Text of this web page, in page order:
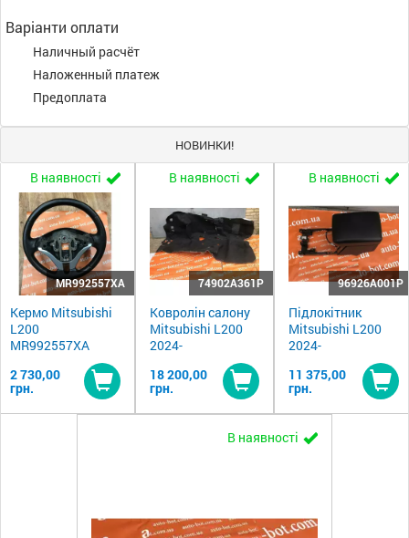
Варіанти оплати
Наличный расчёт
Наложенный платеж
Предоплата
НОВИНКИ!
В наявності
MR992557XA
Кермо Mitsubishi
L200
MR992557XA
2 730,00
грн.
Купити
В наявності
74902A361P
Ковролін салону
Mitsubishi L200
2024-
18 200,00
грн.
Купити
В наявності
96926A001P
Підлокітник
Mitsubishi L200
2024-
11 375,00
грн.
В наявності